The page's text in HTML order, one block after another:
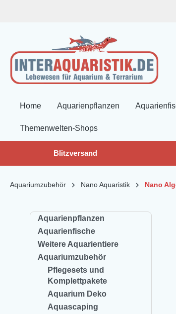
Home Aquarienpflanzen
Themenwelten-Shops
Blitzversand
Aquariumzubehör Nano Aquaristik Nano
Aquarienpflanzen
Aquarienfische
Weitere Aquarientiere
Aquariumzubehör
Pflegesets und
Komplettpakete
Aquarium Deko
Aquascaping